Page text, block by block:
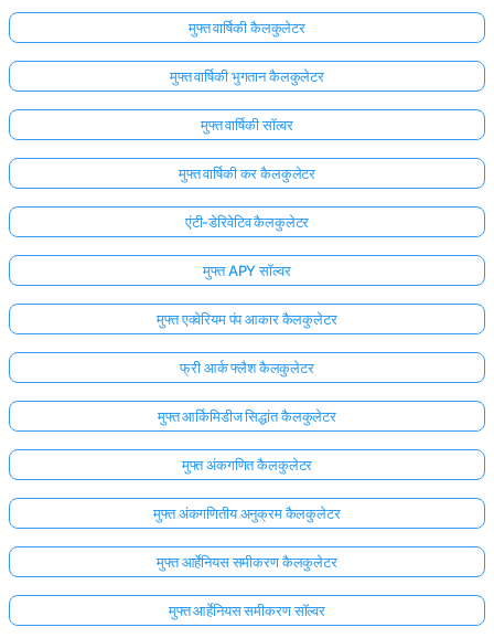
मुफ्त वार्षिकी कैलकुलेटर
मुफ्त वार्षिकी भुगतान कैलकुलेटर
मुफ्त वार्षिकी सॉल्वर
मुफ्त वार्षिकी कर कैलकुलेटर
एंटी-डेरिवेटिव कैलकुलेटर
मुफ्त APY सॉल्वर
मुफ्त एक्वेरियम पंप आकार कैलकुलेटर
फ्री आर्क फ्लैश कैलकुलेटर
मुफ्त आर्किमिडीज सिद्धांत कैलकुलेटर
मुफ्त अंकगणित कैलकुलेटर
मुफ्त अंकगणितीय अनुक्रम कैलकुलेटर
मुफ्त आर्हेनियस समीकरण कैलकुलेटर
मुफ्त आर्हेनियस समीकरण सॉल्वर